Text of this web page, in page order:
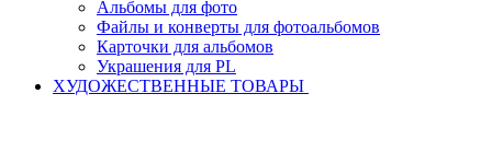
Альбомы для фото
Файлы и конверты для фотоальбомов
Карточки для альбомов
Украшения для PL
ХУДОЖЕСТВЕННЫЕ ТОВАРЫ